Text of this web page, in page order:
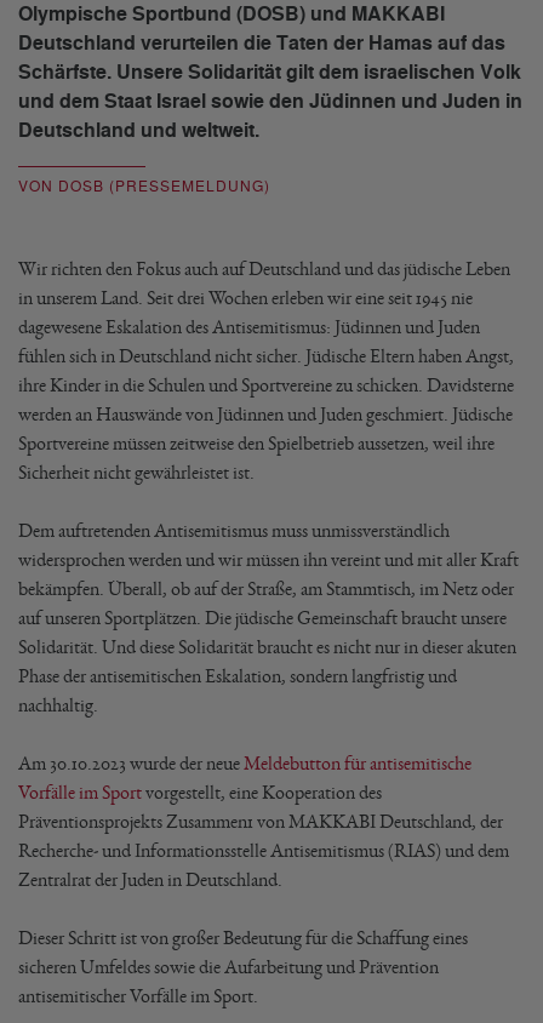
Olympische Sportbund (DOSB) und MAKKABI
Deutschland verurteilen die Taten der Hamas auf das
Schärfste. Unsere Solidarität gilt dem israelischen Volk
und dem Staat Israel sowie den Jüdinnen und Juden in
Deutschland und weltweit.
VON DOSB (PRESSEMELDUNG)
Wir richten den Fokus auch auf Deutschland und das jüdische Leben
in unserem Land. Seit drei Wochen erleben wir eine seit 1945 nie
dagewesene Eskalation des Antisemitismus: Jüdinnen und Juden
fühlen sich in Deutschland nicht sicher. Jüdische Eltern haben Angst,
ihre Kinder in die Schulen und Sportvereine zu schicken. Davidsterne
werden an Hauswände von Jüdinnen und Juden geschmiert. Jüdische
Sportvereine müssen zeitweise den Spielbetrieb aussetzen, weil ihre
Sicherheit nicht gewährleistet ist.
Dem auftretenden Antisemitismus muss unmissverständlich
widersprochen werden und wir müssen ihn vereint und mit aller Kraft
bekämpfen. Überall, ob auf der Straße, am Stammtisch, im Netz oder
auf unseren Sportplätzen. Die jüdische Gemeinschaft braucht unsere
Solidarität. Und diese Solidarität braucht es nicht nur in dieser akuten
Phase der antisemitischen Eskalation, sondern langfristig und
nachhaltig.
Am 30.10.2023 wurde der neueMeldebutton für antisemitische
Vorfälle im Sportvorgestellt, eine Kooperation des
Präventionsprojekts Zusammen1 von MAKKABI Deutschland, der
Recherche- und Informationsstelle Antisemitismus (RIAS) und dem
Zentralrat der Juden in Deutschland.
Dieser Schritt ist von großer Bedeutung für die Schaffung eines
sicheren Umfeldes sowie die Aufarbeitung und Prävention
antisemitischer Vorfälle im Sport.